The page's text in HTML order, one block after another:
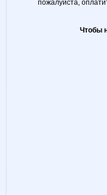
пожалуйста,
Чтобы